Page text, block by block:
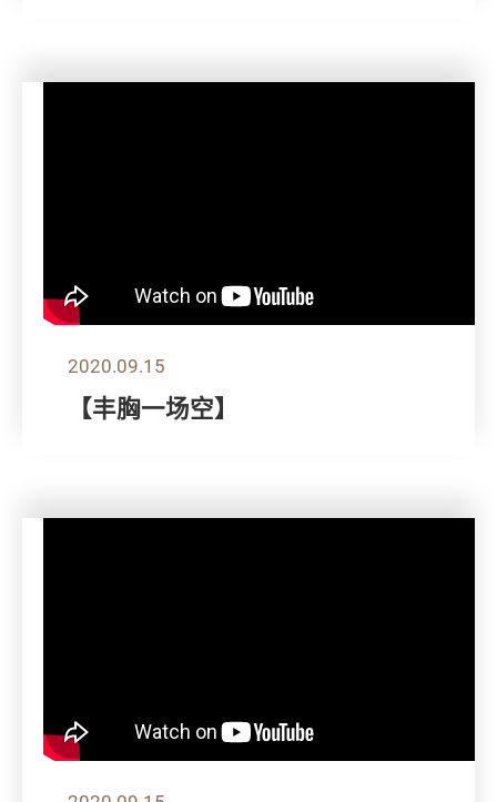
2020.09.15
【丰胸一场空】